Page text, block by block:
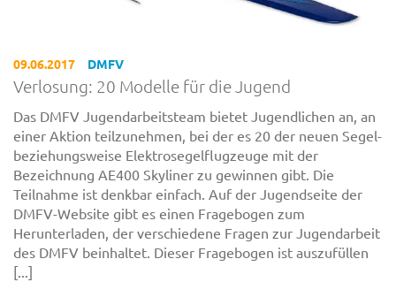
09.06.2017 DMFV
Verlosung: 20 Modelle für die Jugend
Das DMFV Jugendarbeitsteam bietet Jugendlichen an, an
einer Aktion teilzunehmen, bei der es 20 der neuen Segel-
beziehungsweise Elektrosegelflugzeuge mit der
Bezeichnung AE400 Skyliner zu gewinnen gibt. Die
Teilnahme ist denkbar einfach. Auf der Jugendseite der
DMFV-Website gibt es einen Fragebogen zum
Herunterladen, der verschiedene Fragen zur Jugendarbeit
des DMFV beinhaltet. Dieser Fragebogen ist auszufüllen
[...]